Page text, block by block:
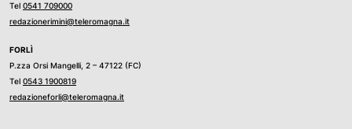
Tel 0541 709000
redazionerimini@teleromagna.it
FORLÌ
P.zza Orsi Mangelli, 2 – 47122 (FC)
Tel 0543 1900819
redazioneforli@teleromagna.it